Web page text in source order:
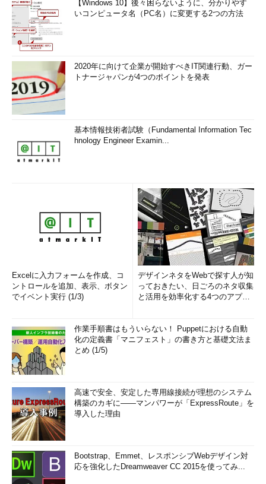
【Windows 10】後々困らないように、分かりやす
いコンピュータ名（PC名）に変更する2つの方法
2020年に向けて企業が開始すべきIT関連行動、ガー
トナージャパンが4つのポイントを発表
基本情報技術者試験（Fundamental Information Tec
hnology Engineer Examin...
Excelに入力フォームを作成、コ
ントロールを追加、表示、ボタン
でイベント実行 (1/3)
デザインネタをWebで探す人が知
っておきたい、日ごろのネタ収集
と活用を効率化する4つのアプリ
作業手順書はもういらない！ Puppetにおける自動
化の定義書「マニフェスト」の書き方と基礎文法ま
とめ (1/5)
高速で安全、安定した専用線接続が理想のシステム
構築のカギに――マンパワーが「ExpressRoute」を
導入した理由
Bootstrap、Emmet、レスポンシブWebデザイン対
応を強化したDreamweaver CC 2015を使ってみ...